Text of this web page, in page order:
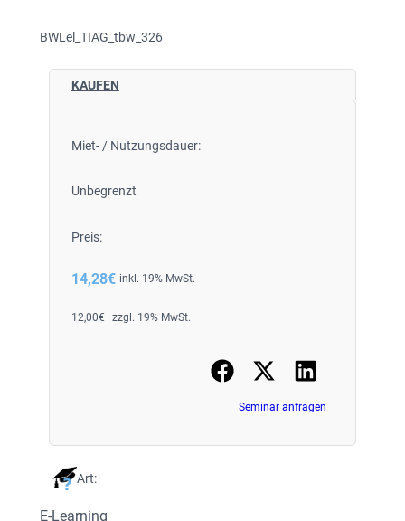
BWLel_TIAG_tbw_326
KAUFEN
Miet- / Nutzungsdauer:
Unbegrenzt
Preis:
14,28€ inkl. 19% MwSt.
12,00€ zzgl. 19% MwSt.
Seminar anfragen
Art:
E-Learning